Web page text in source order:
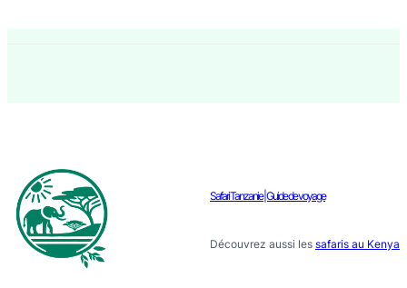
Safari Tanzanie | Guide de voyage
Découvrez aussi les safaris au Kenya